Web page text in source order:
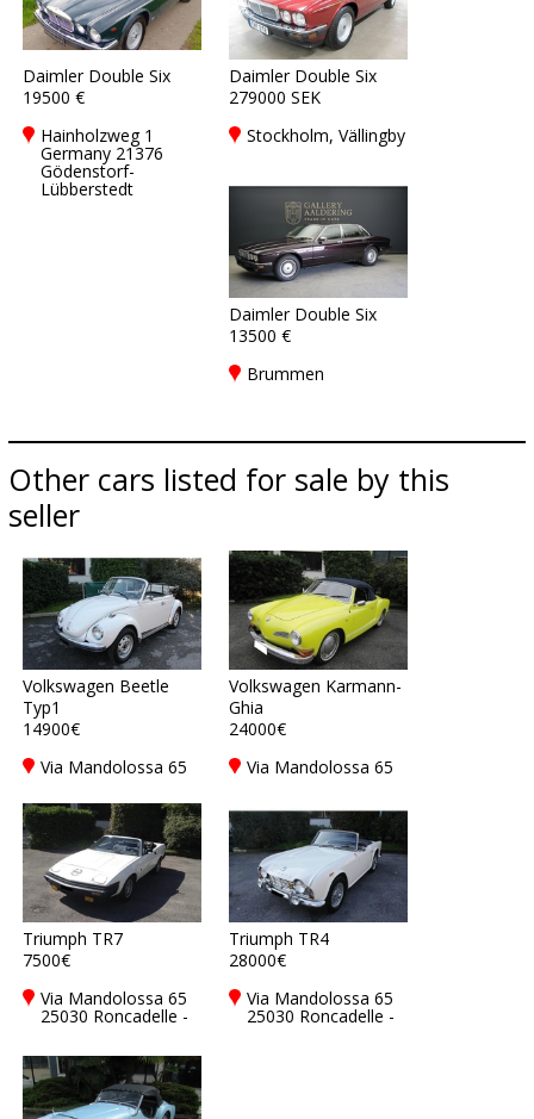
Daimler Double Six
19500 €
Hainholzweg 1
Germany 21376
Gödenstorf-
Lübberstedt
Daimler Double Six
279000 SEK
Stockholm, Vällingby
Daimler Double Six
13500 €
Brummen
Other cars listed for sale by this
seller
Volkswagen Beetle
Typ1
14900€
Via Mandolossa 65
Brescia - BS, Italy
Volkswagen Karmann-
Ghia
24000€
Via Mandolossa 65
Triumph TR7
7500€
Via Mandolossa 65
25030 Roncadelle -
Triumph TR4
28000€
Via Mandolossa 65
25030 Roncadelle -